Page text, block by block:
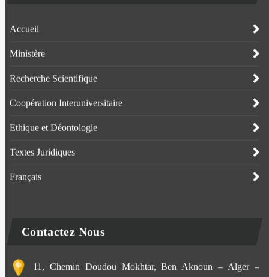
Accueil
Ministère
Recherche Scientifique
Coopération Interuniversitaire
Ethique et Déontologie
Textes Juridiques
Français
Contactez Nous
11, Chemin Doudou Mokhtar, Ben Aknoun – Alger –